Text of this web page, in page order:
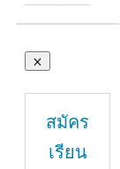
สมัคร
เรียน